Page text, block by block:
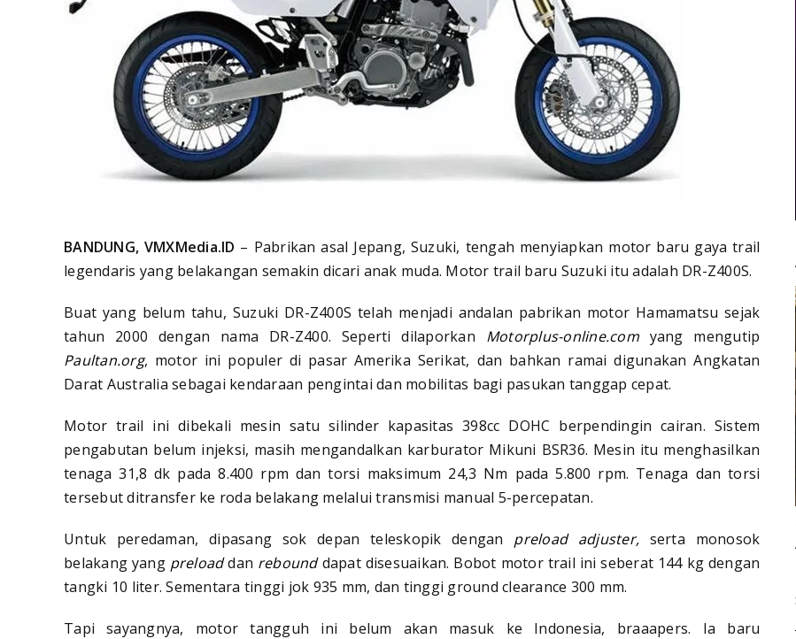
BANDUNG, VMXMedia.ID – Pabrikan asal Jepang, Suzuki, tengah menyiapkan motor baru gaya trail
legendaris yang belakangan semakin dicari anak muda. Motor trail baru Suzuki itu adalah DR-Z400S.
Buat yang belum tahu, Suzuki DR-Z400S telah menjadi andalan pabrikan motor Hamamatsu sejak
tahun 2000 dengan nama DR-Z400. Seperti dilaporkan Motorplus-online.comyang mengutip
Paultan.org, motor ini populer di pasar Amerika Serikat, dan bahkan ramai digunakan Angkatan
Darat Australia sebagai kendaraan pengintai dan mobilitas bagi pasukan tanggap cepat.
Motor trail ini dibekali mesin satu silinder kapasitas 398cc DOHC berpendingin cairan. Sistem
pengabutan belum injeksi, masih mengandalkan karburator Mikuni BSR36. Mesin itu menghasilkan
tenaga 31,8 dk pada 8.400 rpm dan torsi maksimum 24,3 Nm pada 5.800 rpm. Tenaga dan torsi
tersebut ditransfer ke roda belakang melalui transmisi manual 5-percepatan.
Untuk peredaman, dipasang sok depan teleskopik dengan preload adjuster, serta monosok
belakang yang preloaddan rebounddapat disesuaikan. Bobot motor trail ini seberat 144 kg dengan
tangki 10 liter. Sementara tinggi jok 935 mm, dan tinggi ground clearance 300 mm.
Tapi sayangnya, motor tangguh ini belum akan masuk ke Indonesia, braaapers. Ia baru